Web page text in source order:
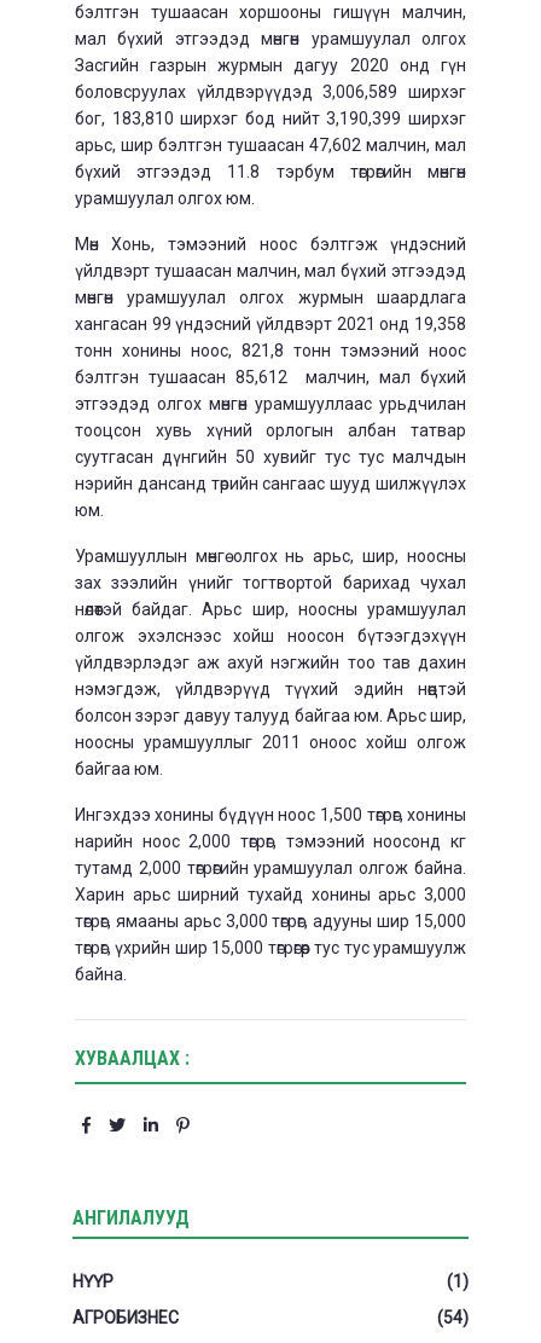
бэлтгэн тушаасан хоршооны гишүүн малчин,
мал бүхий этгээдэд мөнгөн урамшуулал олгох
Засгийн газрынжурмын дагуу 2020 онд гүн
боловсруулах үйлдвэрүүдэд 3,006,589 ширхэг
бог, 183,810 ширхэг бод нийт 3,190,399 ширхэг
арьс, шир бэлтгэн тушаасан 47,602 малчин, мал
бүхий этгээдэд 11.8 тэрбум төгрөгийн мөнгөн
урамшуулал олгох юм
Мөн Хонь, тэмээний ноос бэлтгэж үндэсний
үйлдвэрт тушаасан малчин, мал бүхий этгээдэд
мөнгөн урамшуулал олгох журмын шаардлага
хангасан 99 үндэсний үйлдвэрт 2021 онд 19,358
тонн хонины ноос, 821,8 тонн тэмээний ноос
бэлтгэн тушаасан 85,612 малчин, мал бүхий
этгээдэд олгох мөнгөн урамшууллаас урьдчилан
тооцсон хувь хүний орлогын албан татвар
суутгасан дүнгийн 50 хувийг тус тус малчдын
нэрийн дансанд төрийн сангаас шууд шилжүүлэх
юм
Урамшууллын мөнгө олгох нь арьс, шир, ноосны
зах зээлийн үнийг тогтвортой барихад чухал
нөлөөтэй байдаг. Арьс шир, ноосны урамшуулал
олгож эхэлснээс хойш ноосон бүтээгдэхүүн
үйлдвэрлэдэг аж ахуй нэгжийн тоо тав дахин
нэмэгдэж, үйлдвэрүүд түүхий эдийн нөөцтэй
болсон зэрэг давуу талууд байгаа юм. Арьс шир,
ноосны урамшууллыг 2011 оноос хойш олгож
байгаа юм.
Ингэхдээ хонины бүдүүн ноос 1,500 төгрөг, хонины
нарийн ноос 2,000 төгрөг, тэмээний ноосонд кг
тутамд 2,000 төгрөгийн урамшуулал олгож байна.
Харин арьс ширний тухайд хонины арьс 3,000
төгрөг, ямааны арьс 3,000 төгрөг, адууны шир 15,000
төгрөг, үхрийн шир 15,000 төгрөгөөр тус тус урамшуулж
байна.
ХУВААЛЦАХ :
АНГИЛАЛУУД
НҮҮР
(1)
АГРОБИЗНЕС
(54)